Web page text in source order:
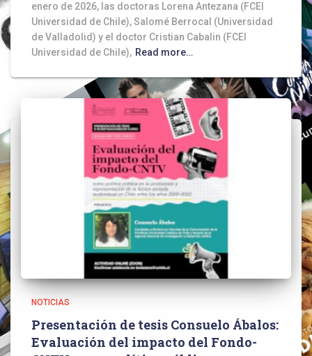
enero de 2026, las doctoras Lorena Antezana (FCEI
Universidad de Chile), Salomé Berrocal (Universidad
de Valladolid) y el doctor Cristian Cabalin (FCEI
Universidad de Chile), Read more…
NOTICIAS
Presentación de tesis Consuelo Ábalos:
Evaluación del impacto del Fondo-